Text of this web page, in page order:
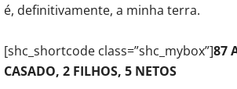
é, definitivamente, a minha terra.
[shc_shortcode class=”shc_mybox”]87
CASADO, 2 FILHOS, 5 NETOS